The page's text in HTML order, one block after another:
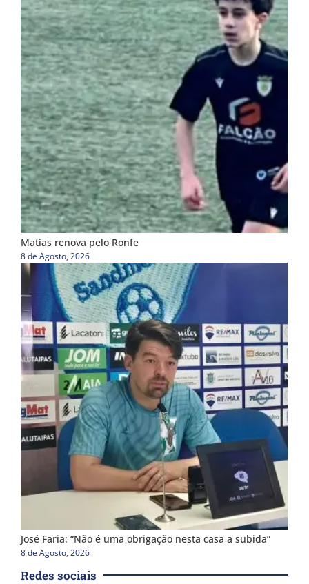
Matias renova pelo Ronfe
8 de Agosto, 2026
José Faria: “Não é uma obrigação nesta casa a subida”
8 de Agosto, 2026
Redes sociais